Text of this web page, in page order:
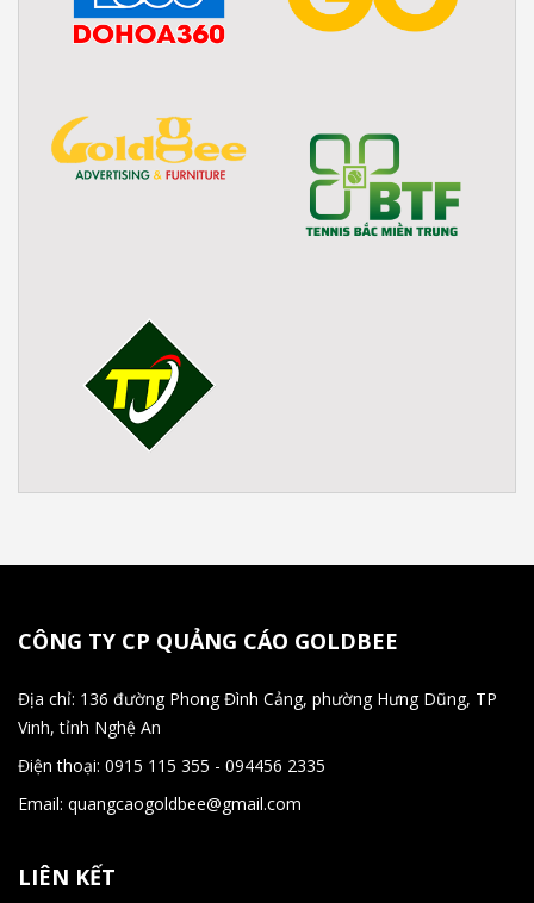
CÔNG TY CP QUẢNG CÁO GOLDBEE
Địa chỉ: 136 đường Phong Đình Cảng, phường Hưng Dũng, TP
Vinh, tỉnh Nghệ An
Điện thoại: 0915 115 355 - 094456 2335
Email: quangcaogoldbee@gmail.com
LIÊN KẾT